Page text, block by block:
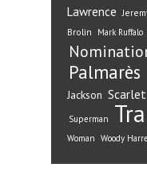
Lawrence
Brolin
Mark Ruffalo
Palmarès
Jackson
Superman
Woman Woody